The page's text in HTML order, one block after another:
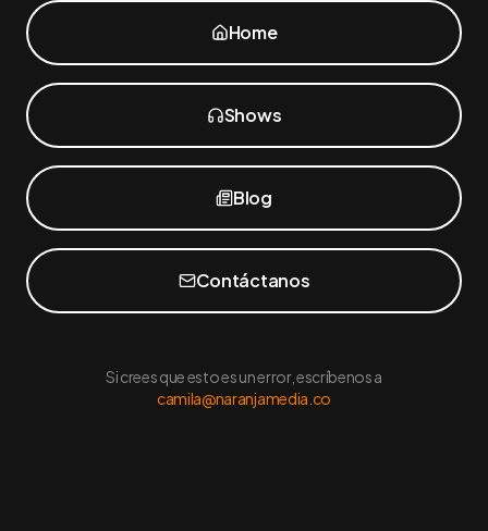
Home
Shows
Blog
Contáctanos
Si crees que esto es un error, escríbenos a
camila@naranjamedia.co